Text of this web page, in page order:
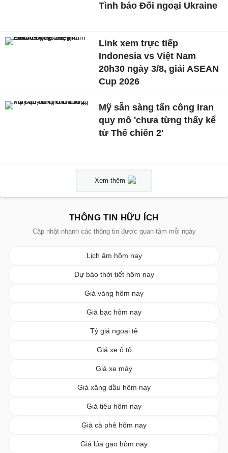
Tình báo Đối ngoại Ukraine
Link xem trực tiếp
Indonesia vs Việt Nam
20h30 ngày 3/8, giải ASEAN
Cup 2026
Mỹ sẵn sàng tấn công Iran
quy mô 'chưa từng thấy kể
từ Thế chiến 2'
Xem thêm
THÔNG TIN HỮU ÍCH
Cập nhật nhanh các thông tin được quan tâm mỗi ngày
Lịch âm hôm nay
Dự báo thời tiết hôm nay
Giá vàng hôm nay
Giá bạc hôm nay
Tỷ giá ngoại tệ
Giá xe ô tô
Giá xe máy
Giá xăng dầu hôm nay
Giá tiêu hôm nay
Giá cà phê hôm nay
Giá lúa gạo hôm nay